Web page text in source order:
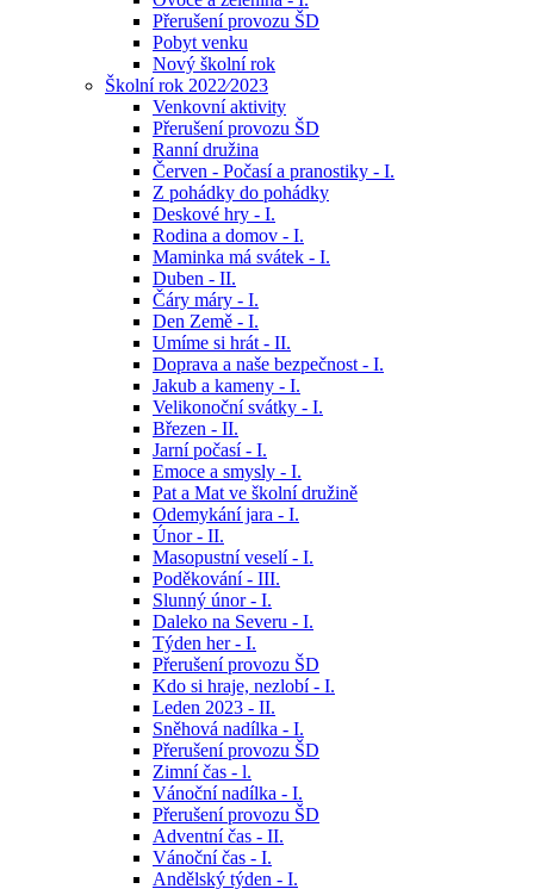
Přerušení provozu ŠD
Pobyt venku
Nový školní rok
Školní rok 2022⁄2023
Venkovní aktivity
Přerušení provozu ŠD
Ranní družina
Červen - Počasí a pranostiky - I.
Z pohádky do pohádky
Deskové hry - I.
Rodina a domov - I.
Maminka má svátek - I.
Duben - II.
Čáry máry - I.
Den Země - I.
Umíme si hrát - II.
Doprava a naše bezpečnost - I.
Jakub a kameny - I.
Velikonoční svátky - I.
Březen - II.
Jarní počasí - I.
Emoce a smysly - I.
Pat a Mat ve školní družině
Odemykání jara - I.
Únor - II.
Masopustní veselí - I.
Poděkování - III.
Slunný únor - I.
Daleko na Severu - I.
Týden her - I.
Přerušení provozu ŠD
Kdo si hraje, nezlobí - I.
Leden 2023 - II.
Sněhová nadílka - I.
Přerušení provozu ŠD
Zimní čas - l.
Vánoční nadílka - I.
Přerušení provozu ŠD
Adventní čas - II.
Vánoční čas - I.
Andělský týden - I.